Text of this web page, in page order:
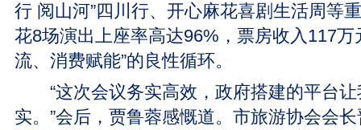
行 阅山河”四川行、开心麻花喜剧生活周等
花8场演出上座率高达96%，票房收入117万
流、消费赋能”的良性循环。
“这次会议务实高效，政府搭建的平台让
实。”会后，贾鲁蓉感慨道。市旅游协会会